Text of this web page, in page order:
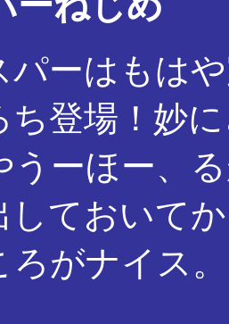
パーはもは
ち登場！妙
うーほー、
しておいて
ろがナイス